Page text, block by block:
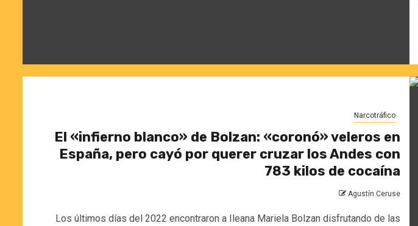
Narcotráfico
El «infierno blanco» de Bolzan: «coronó» veleros en
España, pero cayó por querer cruzar los Andes con
783 kilos de cocaína
Agustín Ceruse
Los últimos días del 2022 encontraron a Ileana Mariela Bolzan disfrutando de las